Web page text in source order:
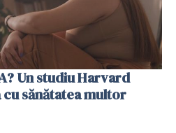
Un studiu Harvard
sănătatea multor